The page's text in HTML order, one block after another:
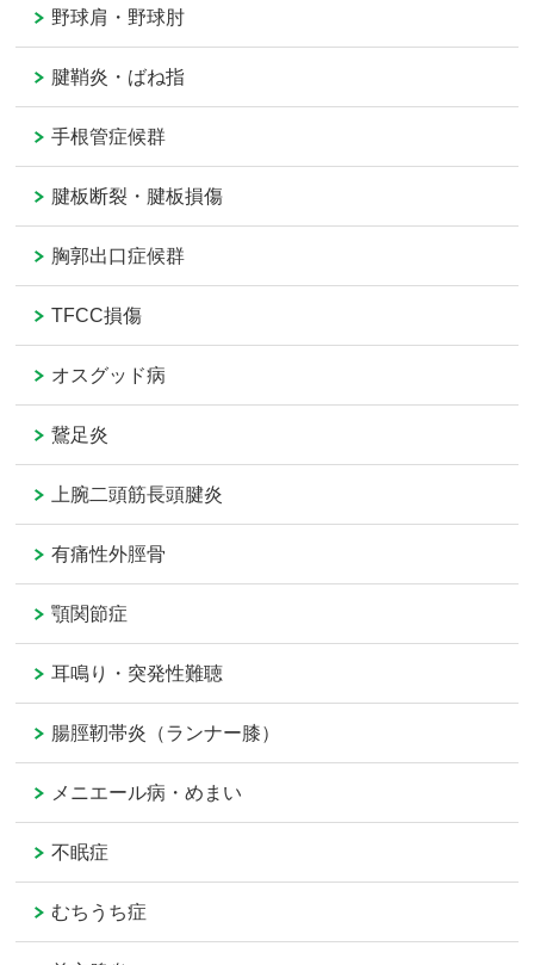
野球肩・野球肘
腱鞘炎・ばね指
手根管症候群
腱板断裂・腱板損傷
胸郭出口症候群
TFCC損傷
オスグッド病
鵞足炎
上腕二頭筋長頭腱炎
有痛性外脛骨
顎関節症
耳鳴り・突発性難聴
腸脛靭帯炎（ランナー膝）
メニエール病・めまい
不眠症
むちうち症